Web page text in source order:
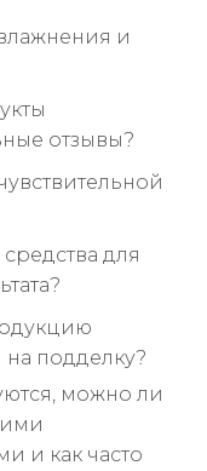
и
отзывы?
для
на подделку?
можно ли
и как часто